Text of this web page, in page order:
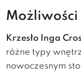
Krzesło Inga
różne typy
nowoczesnym